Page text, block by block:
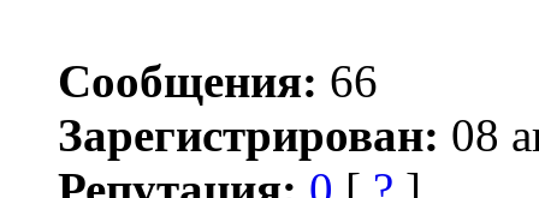
Сообщения: 66
Зарегистрирован: 08